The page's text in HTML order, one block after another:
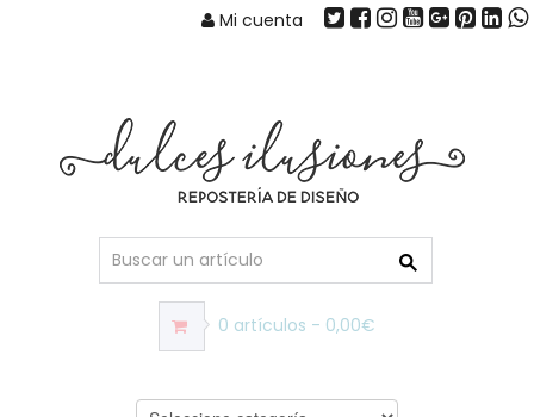
Mi cuenta
0 artículos - 0,00€